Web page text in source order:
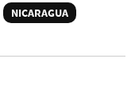
NICARAGUA